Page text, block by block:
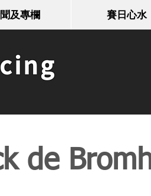
及專欄 賽日心水
de